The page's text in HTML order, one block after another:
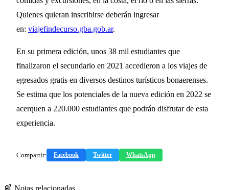
Quienes quieran inscribirse deberán ingresar
en: viajefindecurso.gba.gob.ar.
En su primera edición, unos 38 mil estudiantes que
finalizaron el secundario en 2021 accedieron a los viajes de
egresados gratis en diversos destinos turísticos bonaerenses.
Se estima que los potenciales de la nueva edición en 2022 se
acerquen a 220.000 estudiantes que podrán disfrutar de esta
experiencia.
Compartir: Facebook Twitter WhatsApp
📰 Notas relacionadas